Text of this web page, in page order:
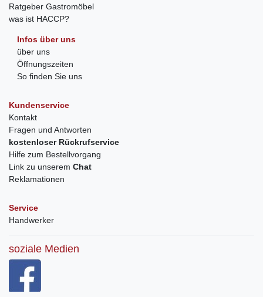
Ratgeber Gastromöbel
was ist HACCP?
Infos über uns
über uns
Öffnungszeiten
So finden Sie uns
Kundenservice
Kontakt
Fragen und Antworten
kostenloser Rückrufservice
Hilfe zum Bestellvorgang
Link zu unserem Chat
Reklamationen
Service
Handwerker
soziale Medien